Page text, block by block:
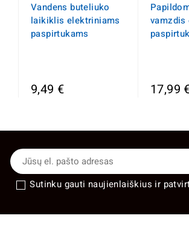
Vandens buteliuko
laikiklis elektriniams
paspirtukams
9,49 € 17,99
Sutinku gauti naujienlaiškius ir